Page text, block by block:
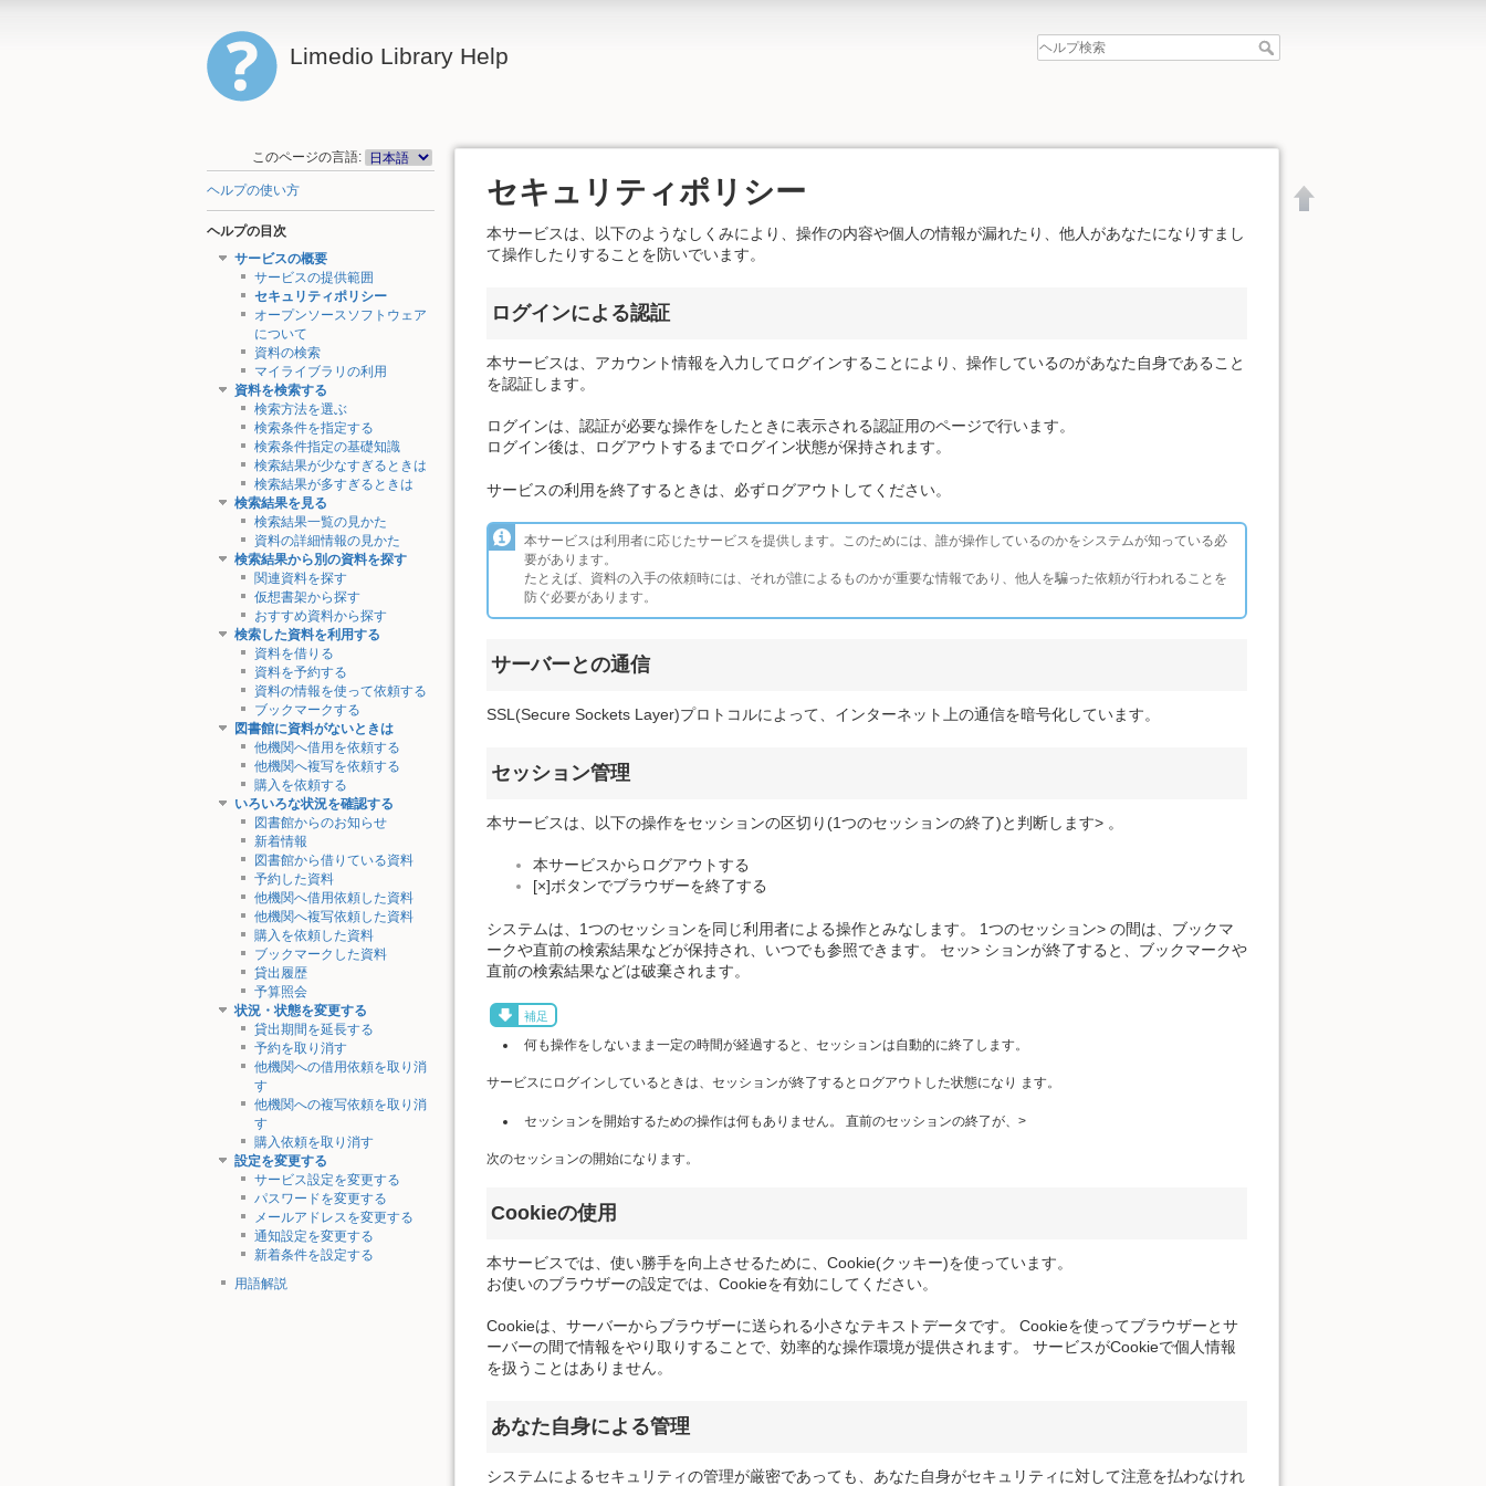
Limedio Library Help
このページの言語:
ヘルプの使い方
ヘルプの目次
サービスの概要
サービスの提供範囲
セキュリティポリシー
オープンソースソフトウェア
について
資料の検索
マイライブラリの利用
資料を検索する
検索方法を選ぶ
検索条件を指定する
検索条件指定の基礎知識
検索結果が少なすぎるときは
検索結果が多すぎるときは
検索結果を見る
検索結果一覧の見かた
資料の詳細情報の見かた
検索結果から別の資料を探す
関連資料を探す
仮想書架から探す
おすすめ資料から探す
検索した資料を利用する
資料を借りる
資料を予約する
資料の情報を使って依頼する
ブックマークする
図書館に資料がないときは
他機関へ借用を依頼する
他機関へ複写を依頼する
購入を依頼する
いろいろな状況を確認する
図書館からのお知らせ
新着情報
図書館から借りている資料
予約した資料
他機関へ借用依頼した資料
他機関へ複写依頼した資料
購入を依頼した資料
ブックマークした資料
貸出履歴
予算照会
状況・状態を変更する
貸出期間を延長する
予約を取り消す
他機関への借用依頼を取り消
す
他機関への複写依頼を取り消
す
購入依頼を取り消す
設定を変更する
サービス設定を変更する
パスワードを変更する
メールアドレスを変更する
通知設定を変更する
新着条件を設定する
用語解説
セキュリティポリシー
本サービスは、以下のようなしくみにより、操作の内容や個人の情報が漏れたり、他人があなたになりすまし
て操作したりすることを防いでいます。
ログインによる認証
本サービスは、アカウント情報を入力してログインすることにより、操作しているのがあなた自身であること
を認証します。
ログインは、認証が必要な操作をしたときに表示される認証用のページで行います。
ログイン後は、ログアウトするまでログイン状態が保持されます。
サービスの利用を終了するときは、必ずログアウトしてください。
本サービスは利用者に応じたサービスを提供します。このためには、誰が操作しているのかをシステムが知っている必
要があります。
たとえば、資料の入手の依頼時には、それが誰によるものかが重要な情報であり、他人を騙った依頼が行われることを
防ぐ必要があります。
サーバーとの通信
SSL(Secure Sockets Layer)プロトコルによって、インターネット上の通信を暗号化しています。
セッション管理
本サービスは、以下の操作をセッションの区切り(1つのセッションの終了)と判断します> 。
本サービスからログアウトする
[×]ボタンでブラウザーを終了する
システムは、1つのセッションを同じ利用者による操作とみなします。 1つのセッション> の間は、ブックマ
ークや直前の検索結果などが保持され、いつでも参照できます。 セッ> ションが終了すると、ブックマークや
直前の検索結果などは破棄されます。
補足
何も操作をしないまま一定の時間が経過すると、セッションは自動的に終了します。
サービスにログインしているときは、セッションが終了するとログアウトした状態になり ます。
セッションを開始するための操作は何もありません。 直前のセッションの終了が、>
次のセッションの開始になります。
Cookieの使用
本サービスでは、使い勝手を向上させるために、Cookie(クッキー)を使っています。
お使いのブラウザーの設定では、Cookieを有効にしてください。
Cookieは、サーバーからブラウザーに送られる小さなテキストデータです。 Cookieを使ってブラウザーとサ
ーバーの間で情報をやり取りすることで、効率的な操作環境が提供されます。 サービスがCookieで個人情報
を扱うことはありません。
あなた自身による管理
システムによるセキュリティの管理が厳密であっても、あなた自身がセキュリティに対して注意を払わなけれ